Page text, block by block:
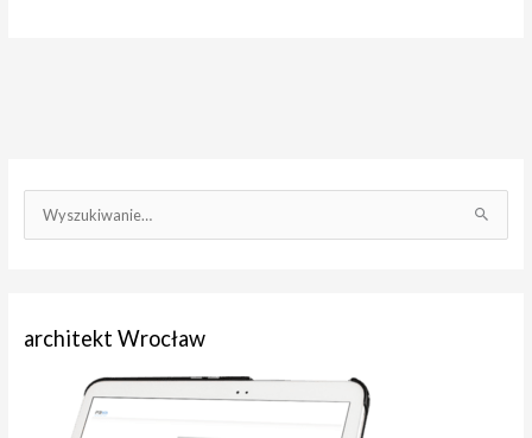
a
architekt Wrocław